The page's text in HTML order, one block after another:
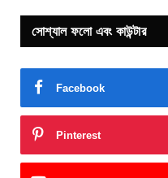
সোশ্যাল ফলো এবং কাউন্টার
Facebook
Pinterest